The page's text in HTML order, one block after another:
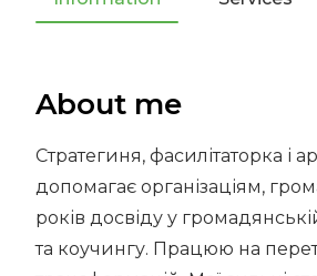
About me
Стратегиня, фасилітаторка і
допомагає організаціям,
років досвіду у
та коучингу. Працюю на